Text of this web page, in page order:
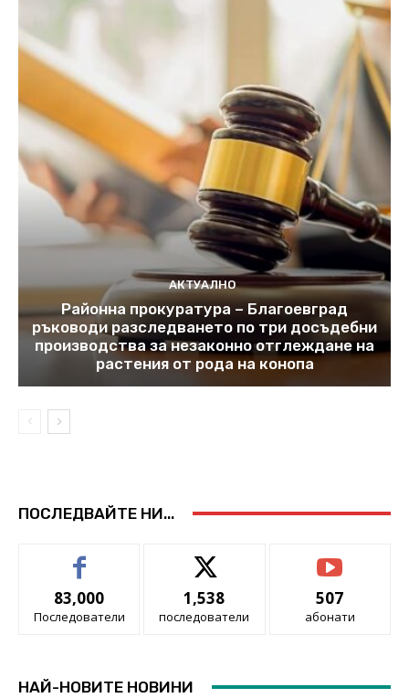
АКТУАЛНО
Районна прокуратура – Благоевград
ръководи разследването по три досъдебни
производства за незаконно отглеждане на
растения от рода на конопа
ПОСЛЕДВАЙТЕ НИ...
83,000
Последователи
1,538
последователи
507
абонати
НАЙ-НОВИТЕ НОВИНИ